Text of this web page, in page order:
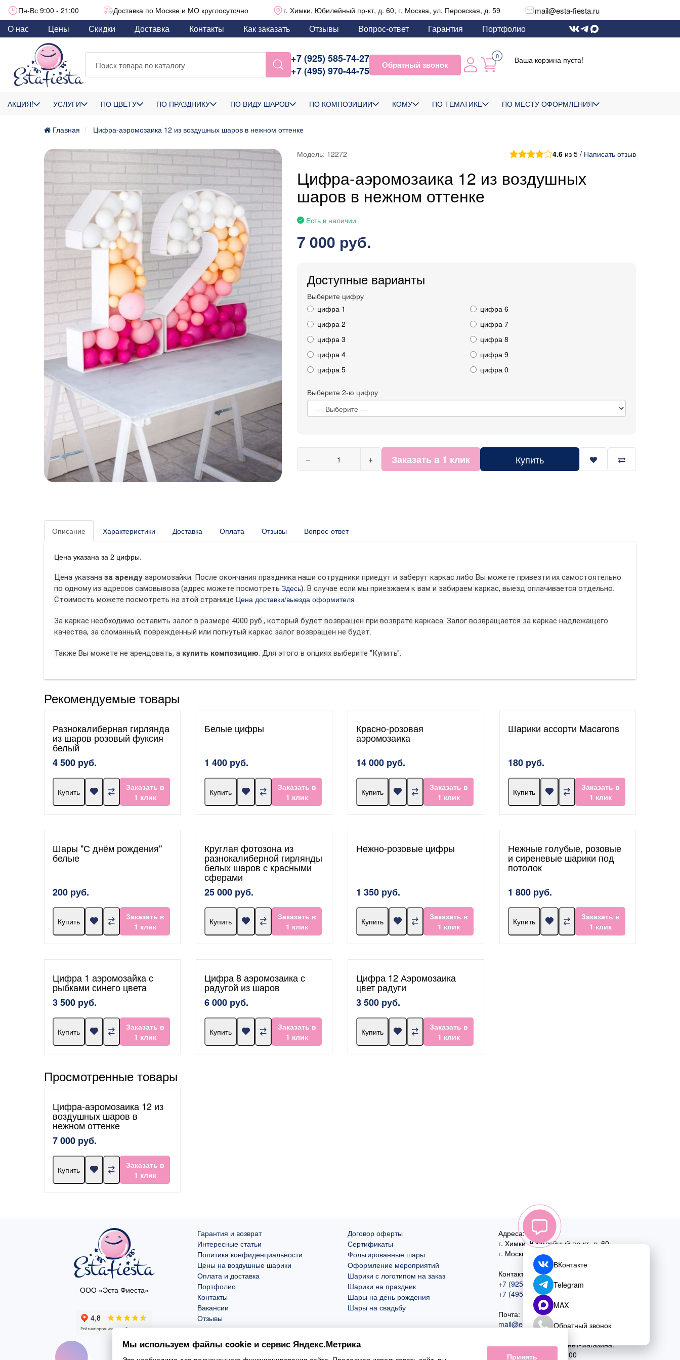
Пн-Вс 9:00 - 21:00 Доставка по Москве и МО круглосуточно г. Химки, Юбилейный пр-кт, д. 60, г. Москва, ул. Перовская, д. 59 mail@esta-fiesta.ru
О нас Цены Скидки Доставка Контакты Как заказать Отзывы Вопрос-ответ Гарантия Портфолио
+7 (925) 585-74-27
+7 (495) 970-44-75
Обратный звонок
0 Ваша корзина пуста!
АКЦИЯ! УСЛУГИ ПО ЦВЕТУ ПО ПРАЗДНИКУ ПО ВИДУ ШАРОВ ПО КОМПОЗИЦИИ КОМУ ПО ТЕМАТИКЕ ПО МЕСТУ ОФОРМЛЕНИЯ
Главная Цифра-аэромозаика 12 из воздушных шаров в нежном оттенке
Модель: 12272 4.6 из 5 / Написать отзыв
Цифра-аэромозаика 12 из воздушных
шаров в нежном оттенке
Есть в наличии
7 000 руб.
Доступные варианты
Выберите цифру
цифра 1
цифра 2
цифра 3
цифра 4
цифра 5
цифра 6
цифра 7
цифра 8
цифра 9
цифра 0
Выберите 2-ю цифру
− + Заказать в 1 клик Купить
Описание Характеристики Доставка Оплата Отзывы Вопрос-ответ
Цена указана за 2 цифры.
Цена указана за аренду аэромозайки. После окончания праздника наши сотрудники приедут и заберут каркас либо Вы можете привезти их самостоятельно
по одному из адресов самовывоза (адрес можете посмотреть Здесь). В случае если мы приезжаем к вам и забираем каркас, выезд оплачивается отдельно.
Стоимость можете посмотреть на этой странице Цена доставки/выезда оформителя
За каркас необходимо оставить залог в размере 4000 руб., который будет возвращен при возврате каркаса. Залог возвращается за каркас надлежащего
качества, за сломанный, поврежденный или погнутый каркас залог возвращен не будет.
Также Вы можете не арендовать, а купить композицию. Для этого в опциях выберите "Купить".
Рекомендуемые товары
Разнокалиберная гирлянда
из шаров розовый фуксия
белый
4 500 руб.
Купить
Заказать в
1 клик
Белые цифры
1 400 руб.
Купить
Заказать в
1 клик
Красно-розовая
аэромозаика
14 000 руб.
Купить
Заказать в
1 клик
Шарики ассорти Macarons
180 руб.
Купить
Заказать в
1 клик
Шары "С днём рождения"
белые
200 руб.
Купить
Заказать в
1 клик
Круглая фотозона из
разнокалиберной гирлянды
белых шаров с красными
сферами
25 000 руб.
Купить
Заказать в
1 клик
Нежно-розовые цифры
1 350 руб.
Купить
Заказать в
1 клик
Нежные голубые, розовые
и сиреневые шарики под
потолок
1 800 руб.
Купить
Заказать в
1 клик
Цифра 1 аэромозайка с
рыбками синего цвета
3 500 руб.
Купить
Заказать в
1 клик
Цифра 8 аэромозаика с
радугой из шаров
6 000 руб.
Купить
Заказать в
1 клик
Цифра 12 Аэромозаика
цвет радуги
3 500 руб.
Купить
Заказать в
1 клик
Просмотренные товары
Цифра-аэромозаика 12 из
воздушных шаров в
нежном оттенке
7 000 руб.
Купить
Заказать в
1 клик
ООО «Эста Фиеста»
Гарантия и возврат
Интересные статьи
Политика конфиденциальности
Цены на воздушные шарики
Оплата и доставка
Портфолио
Контакты
Вакансии
Отзывы
Договор оферты
Сертификаты
Фольгированные шары
Оформление мероприятий
Шарики с логотипом на заказ
Шарики на праздник
Шары на день рождения
Шары на свадьбу
Адреса:
г. Химки, Юбилейный пр-кт, д. 60
г. Москва
ул. Перовская, д. 59
Контактный номер:
+7 (925) 585-74-27
+7 (495) 970-44-75
Почта:
mail@esta-fiesta.ru
Режим работы интернет-магазина:
ПН-ВС с 09:00 до 21:00
ВКонтакте
Telegram
MAX
Обратный звонок
Мы используем файлы cookie и сервис Яндекс.Метрика
Принять